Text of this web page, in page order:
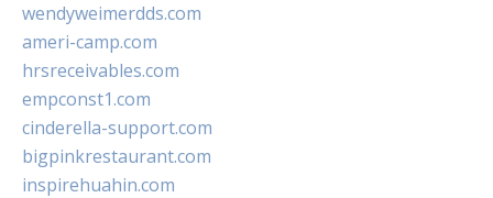
wendyweimerdds.com
ameri-camp.com
hrsreceivables.com
empconst1.com
cinderella-support.com
bigpinkrestaurant.com
inspirehuahin.com